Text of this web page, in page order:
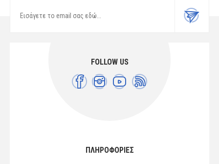
FOLLOW US
ΠΛΗΡΟΦΟΡΙΕΣ